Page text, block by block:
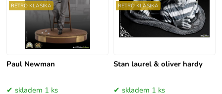
Paul Newman
RETRO KLASIKA
skladem 1 ks
Stan laurel & oliver hardy
RETRO KLASIKA
skladem 1 ks